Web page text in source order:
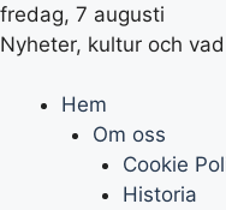
fredag, 7 augusti
Nyheter, kultur och
Hem
Om oss
Cookie
Historia